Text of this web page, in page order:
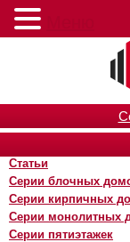
Статьи
Серии блочных
Серии кирпичных
Серии монолитных
Серии пятиэтажек